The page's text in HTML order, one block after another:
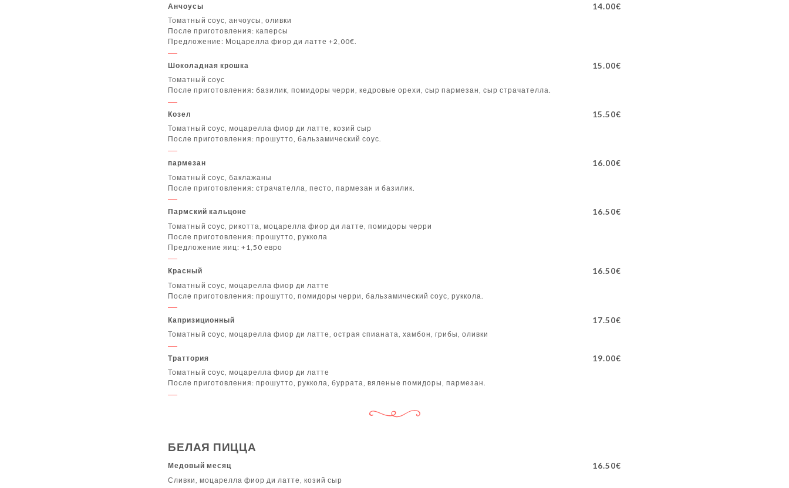
Анчоусы 14.00€
Томатный соус, анчоусы, оливки
После приготовления: каперсы
Предложение: Моцарелла фиор ди латте +2,00€.
Шоколадная крошка 15.00€
Томатный соус
После приготовления: базилик, помидоры черри, кедровые орехи, сыр пармезан, сыр страчателла.
Козел 15.50€
Томатный соус, моцарелла фиор ди латте, козий сыр
После приготовления: прошутто, бальзамический соус.
пармезан 16.00€
Томатный соус, баклажаны
После приготовления: страчателла, песто, пармезан и базилик.
Пармский кальцоне 16.50€
Томатный соус, рикотта, моцарелла фиор ди латте, помидоры черри
После приготовления: прошутто, руккола
Предложение яиц: +1,50 евро
Красный 16.50€
Томатный соус, моцарелла фиор ди латте
После приготовления: прошутто, помидоры черри, бальзамический соус, руккола.
Капризиционный 17.50€
Томатный соус, моцарелла фиор ди латте, острая спианата, хамбон, грибы, оливки
Траттория 19.00€
Томатный соус, моцарелла фиор ди латте
После приготовления: прошутто, руккола, буррата, вяленые помидоры, пармезан.
БЕЛАЯ ПИЦЦА
Медовый месяц 16.50€
Сливки, моцарелла фиор ди латте, козий сыр